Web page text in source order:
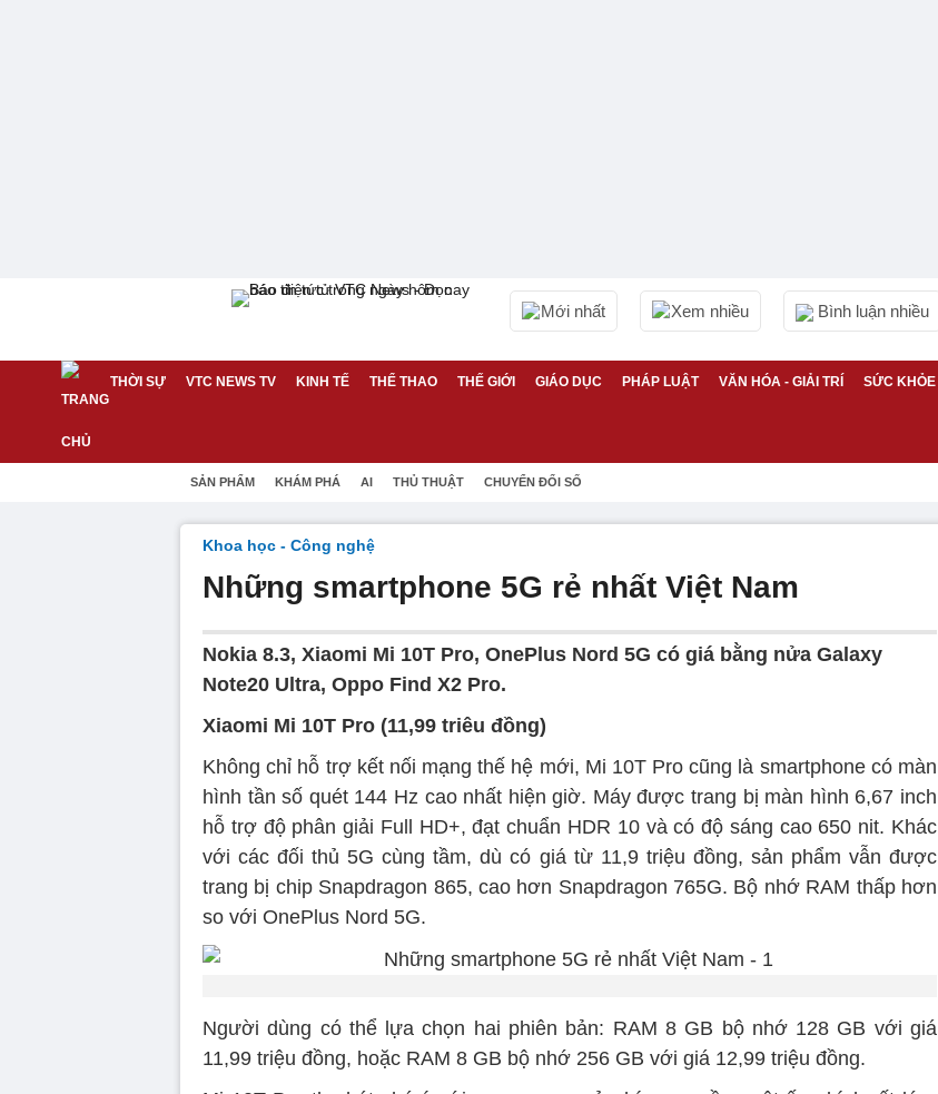
Mới nhất Xem nhiều Bình luận nhiều
THỜI SỰ VTC NEWS TV KINH TẾ THỂ THAO THẾ GIỚI GIÁO DỤC PHÁP LUẬT VĂN HÓA - GIẢI TRÍ SỨC KHỎE
SẢN PHẨM KHÁM PHÁ AI THỦ THUẬT CHUYỂN ĐỔI SỐ
Khoa học - Công nghệ
Những smartphone 5G rẻ nhất Việt Nam
Nokia 8.3, Xiaomi Mi 10T Pro, OnePlus Nord 5G có giá bằng nửa Galaxy
Note20 Ultra, Oppo Find X2 Pro.
Xiaomi Mi 10T Pro (11,99 triêu đồng)
Không chỉ hỗ trợ kết nối mạng thế hệ mới, Mi 10T Pro cũng là smartphone có màn
hình tần số quét 144 Hz cao nhất hiện giờ. Máy được trang bị màn hình 6,67 inch
hỗ trợ độ phân giải Full HD+, đạt chuẩn HDR 10 và có độ sáng cao 650 nit. Khác
với các đối thủ 5G cùng tầm, dù có giá từ 11,9 triệu đồng, sản phẩm vẫn được
trang bị chip Snapdragon 865, cao hơn Snapdragon 765G. Bộ nhớ RAM thấp hơn
so với OnePlus Nord 5G.
Người dùng có thể lựa chọn hai phiên bản: RAM 8 GB bộ nhớ 128 GB với giá
11,99 triệu đồng, hoặc RAM 8 GB bộ nhớ 256 GB với giá 12,99 triệu đồng.